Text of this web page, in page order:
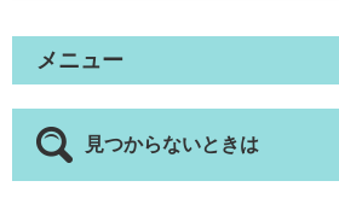
メニュー
見つからないときは